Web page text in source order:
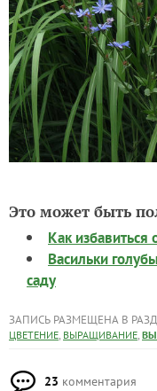
Это может быть
Как избавиться
Васильки
саду
ЗАПИСЬ РАЗМЕЩЕНА В
ЦВЕТЕНИЕ, ВЫРАЩИВАНИЕ,
23 комментария